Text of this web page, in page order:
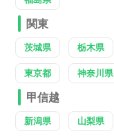
関東
茨城県 栃木県
東京都 神奈川県
甲信越
新潟県 山梨県